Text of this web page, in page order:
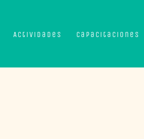
Actividades Capacitaciones